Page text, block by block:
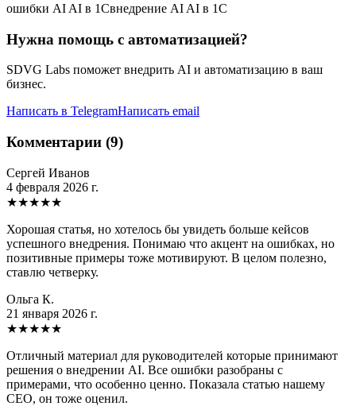
ошибки AI AI в 1Cвнедрение AI AI в 1C
Нужна помощь с автоматизацией?
SDVG Labs поможет внедрить AI и автоматизацию в ваш
бизнес.
Написать в TelegramНаписать email
Комментарии (9)
Сергей Иванов
4 февраля 2026 г.
★★★★★
Хорошая статья, но хотелось бы увидеть больше кейсов
успешного внедрения. Понимаю что акцент на ошибках, но
позитивные примеры тоже мотивируют. В целом полезно,
ставлю четверку.
Ольга К.
21 января 2026 г.
★★★★★
Отличный материал для руководителей которые принимают
решения о внедрении AI. Все ошибки разобраны с
примерами, что особенно ценно. Показала статью нашему
CEO, он тоже оценил.